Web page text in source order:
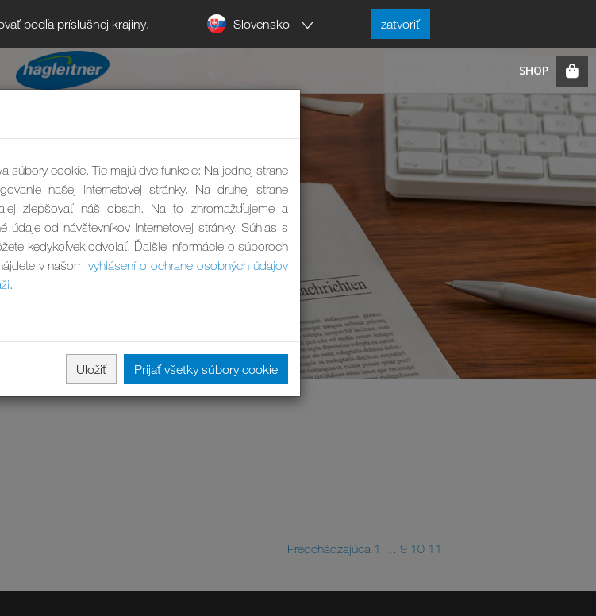
podľa príslušnej krajiny. Slovensko zatvoriť
Predchádzajúca 1 … 9 10 11
súbory cookie. Tie majú dve funkcie: Na jednej strane
našej internetovej stránky. Na druhej strane
zlepšovať náš obsah. Na to zhromažďujeme a
údaje od návštevníkov internetovej stránky. Súhlas s
kedykoľvek odvolať. Ďalšie informácie o súboroch
v našomvyhlásení o ochrane osobných údajov
.
Uložiť Prijať všetky súbory cookie